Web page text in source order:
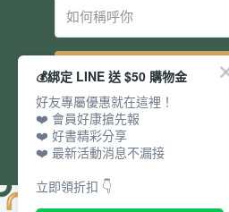
立即訂閱
💰綁定 LINE 送 $50 購物金
好友專屬優惠就在這裡！
❤️ 會員好康搶先報
❤️ 好書精彩分享
❤️ 最新活動消息不漏接
立即領折扣 👇